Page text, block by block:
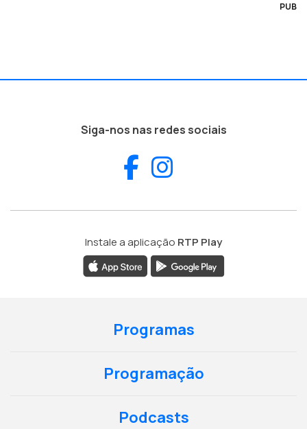
PUB
Siga-nos nas redes sociais
Facebook
Instale a aplicação RTP Play
Programas
Programação
Podcasts